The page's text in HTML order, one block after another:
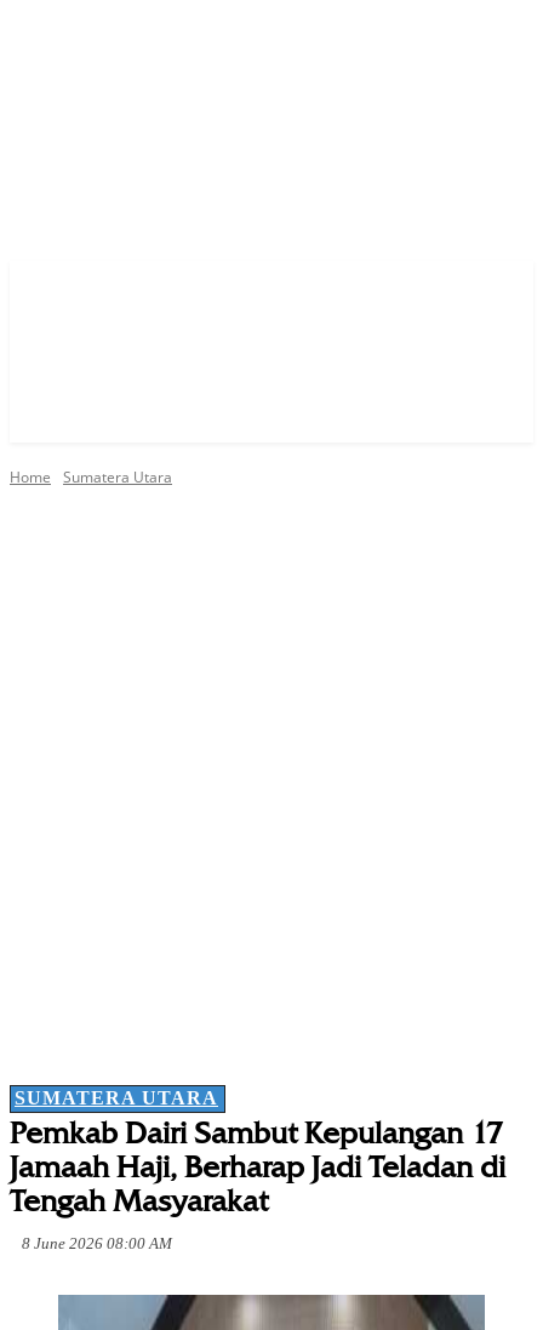
Home Sumatera Utara
SUMATERA UTARA
Pemkab Dairi Sambut Kepulangan 17
Jamaah Haji, Berharap Jadi Teladan di
Tengah Masyarakat
8 June 2026 08:00 AM